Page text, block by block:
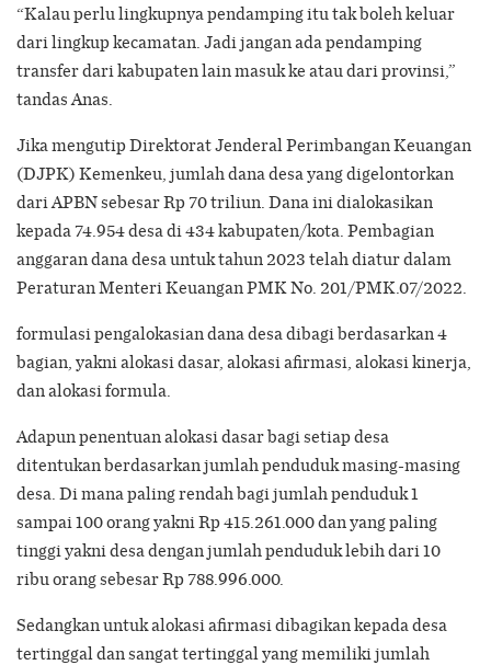
“Kalau perlu lingkupnya pendamping itu tak boleh keluar
dari lingkup kecamatan. Jadi jangan ada pendamping
transfer dari kabupaten lain masuk ke atau dari provinsi,”
tandas Anas.
Jika mengutip Direktorat Jenderal Perimbangan Keuangan
(DJPK) Kemenkeu, jumlah dana desa yang digelontorkan
dari APBN sebesar Rp 70 triliun. Dana ini dialokasikan
kepada 74.954 desa di 434 kabupaten/kota. Pembagian
anggaran dana desa untuk tahun 2023 telah diatur dalam
Peraturan Menteri Keuangan PMK No. 201/PMK.07/2022.
formulasi pengalokasian dana desa dibagi berdasarkan 4
bagian, yakni alokasi dasar, alokasi afirmasi, alokasi kinerja,
dan alokasi formula.
Adapun penentuan alokasi dasar bagi setiap desa
ditentukan berdasarkan jumlah penduduk masing-masing
desa. Di mana paling rendah bagi jumlah penduduk 1
sampai 100 orang yakni Rp 415.261.000 dan yang paling
tinggi yakni desa dengan jumlah penduduk lebih dari 10
ribu orang sebesar Rp 788.996.000.
Sedangkan untuk alokasi afirmasi dibagikan kepada desa
tertinggal dan sangat tertinggal yang memiliki jumlah